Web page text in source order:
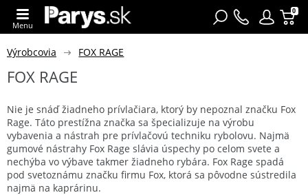
0
Menu
Výrobcovia FOX RAGE
FOX RAGE
Nie je snáď žiadneho prívlačiara, ktorý by nepoznal značku Fox
Rage. Táto prestížna značka sa špecializuje na výrobu
vybavenia a nástrah pre prívlačovú techniku rybolovu. Najmä
gumové nástrahy Fox Rage slávia úspechy po celom svete a
nechýba vo výbave takmer žiadneho rybára. Fox Rage spadá
pod svetoznámu značku firmu Fox, ktorá sa pôvodne sústredila
najmä na kaprárinu.